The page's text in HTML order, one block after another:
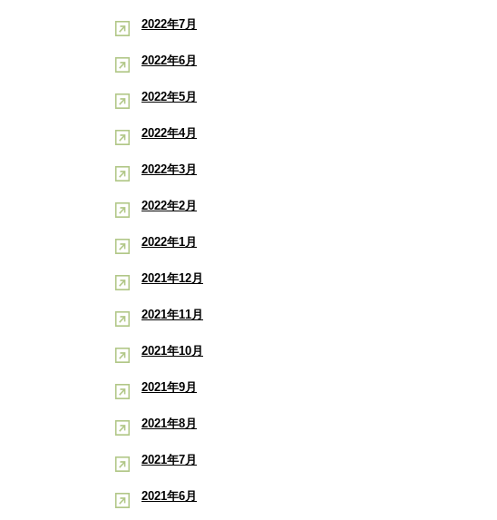
2022年7月
2022年6月
2022年5月
2022年4月
2022年3月
2022年2月
2022年1月
2021年12月
2021年11月
2021年10月
2021年9月
2021年8月
2021年7月
2021年6月